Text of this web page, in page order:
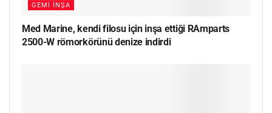
GEMI İNŞA
Med Marine, kendi filosu için inşa ettiği RAmparts
2500-W römorkörünü denize indirdi